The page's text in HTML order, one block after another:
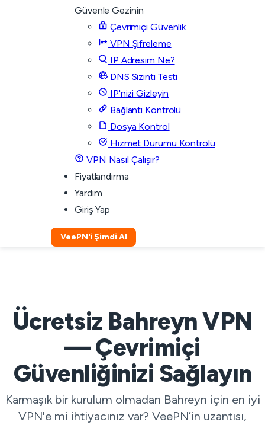
Güvenle Gezinin
Çevrimiçi Güvenlik
VPN Şifreleme
IP Adresim Ne?
DNS Sızıntı Testi
IP'nizi Gizleyin
Bağlantı Kontrolü
Dosya Kontrol
Hizmet Durumu Kontrolü
VPN Nasıl Çalışır?
Fiyatlandırma
Yardım
Giriş Yap
VeePN'i Şimdi Al
Ücretsiz Bahreyn VPN
— Çevrimiçi
Güvenliğinizi Sağlayın
Karmaşık bir kurulum olmadan Bahreyn için en iyi
VPN'e mi ihtiyacınız var? VeePN’in uzantısı,